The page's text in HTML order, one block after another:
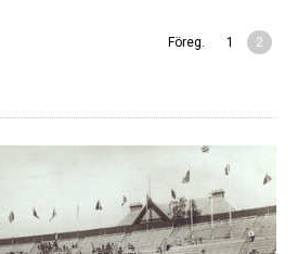
Föreg. 1 2